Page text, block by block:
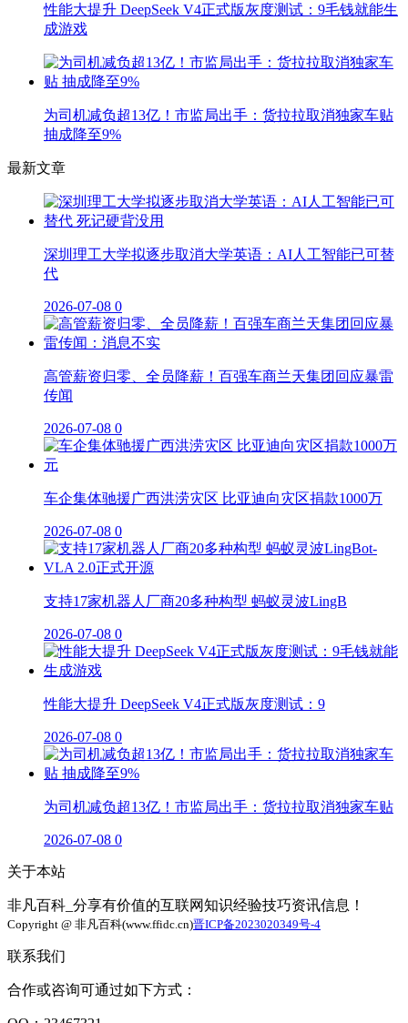
性能大提升 DeepSeek V4正式版灰度测试：9毛钱就能生
成游戏
为司机减负超13亿！市监局出手：货拉拉取消独家车贴
抽成降至9%
最新文章
深圳理工大学拟逐步取消大学英语：AI人工智能已可替
代
2026-07-08 0
高管薪资归零、全员降薪！百强车商兰天集团回应暴雷
传闻
2026-07-08 0
车企集体驰援广西洪涝灾区 比亚迪向灾区捐款1000万
2026-07-08 0
支持17家机器人厂商20多种构型 蚂蚁灵波LingB
2026-07-08 0
性能大提升 DeepSeek V4正式版灰度测试：9
2026-07-08 0
为司机减负超13亿！市监局出手：货拉拉取消独家车贴
2026-07-08 0
关于本站
非凡百科_分享有价值的互联网知识经验技巧资讯信息！
Copyright @ 非凡百科(www.ffidc.cn)晋ICP备2023020349号-4
联系我们
合作或咨询可通过如下方式：